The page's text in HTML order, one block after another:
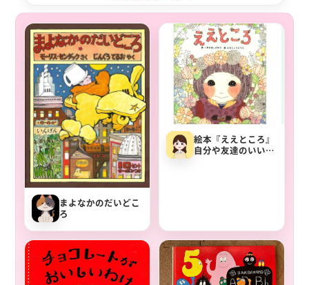
まよなかのだいどこ
ろ
絵本『ええところ』
自分や友達のいいと